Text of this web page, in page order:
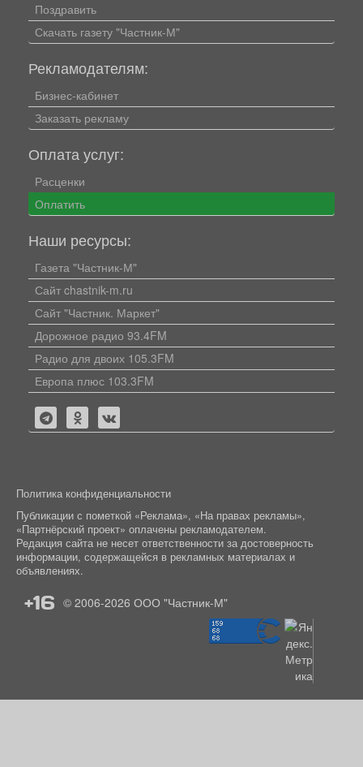
Поздравить
Скачать газету "Частник-М"
Рекламодателям:
Бизнес-кабинет
Заказать рекламу
Оплата услуг:
Расценки
Оплатить
Наши ресурсы:
Газета "Частник-М"
Сайт chastnik-m.ru
Сайт "Частник. Маркет"
Дорожное радио 93.4FM
Радио для двоих 105.3FM
Европа плюс 103.3FM
Политика конфиденциальности
Публикации с пометкой «Реклама», «На правах рекламы»,
«Партнёрский проект» оплачены рекламодателем.
Редакция сайта не несет ответственности за достоверность
информации, содержащейся в рекламных материалах и
объявлениях.
+16 © 2006-2026 ООО "Частник-М"